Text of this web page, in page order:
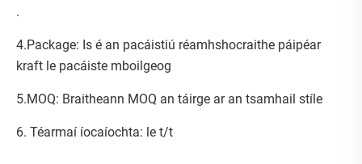
.
4.Package: Is é an pacáistiú réamhshocraithe páipéar
kraft le pacáiste mboilgeog
5.MOQ: Braitheann MOQ an táirge ar an tsamhail stíle
6. Téarmaí íocaíochta: le t/t